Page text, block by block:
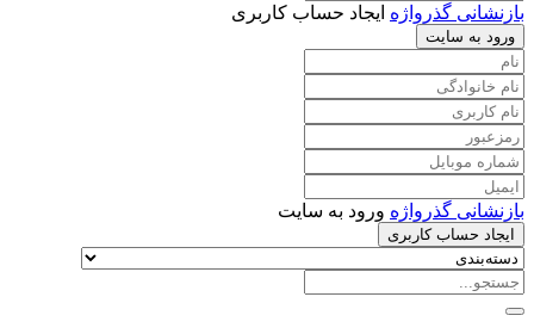
بازنشانی گذرواژه ایجاد حساب کاربری
ورود به سایت
بازنشانی گذرواژه ورود به سایت
ایجاد حساب کاربری